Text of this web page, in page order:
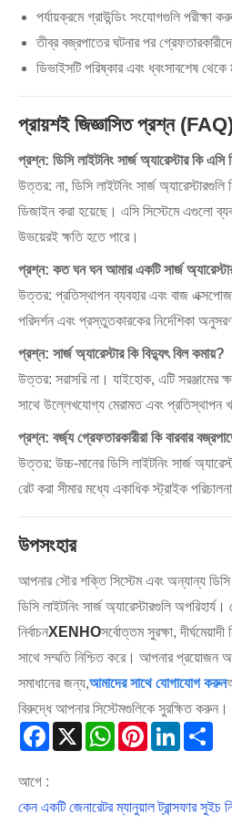
পর্যায়ক্রমে গ্রাউন্ডিং সংযোগগুলি পরীক্ষা
তীব্র বজ্রপাতের ঘটনার পর
ডিভাইসটি পরিষ্কার এবং ধ্বংসাবশেষ
প্রায়শই জিজ্ঞাসিত প্রশ্ন
প্রশ্ন: ডিসি লাইটনিং সার্জ অ্যারেস্টার কি এসি
উত্তর: না, ডিসি লাইটনিং সার্জ অ্যারেস্টারগুলি
ডিজাইন করা হয়েছে। এসি সিস্টেমে এগুলো
উভয়েরই ক্ষতি হতে পারে।
প্রশ্ন: কত ঘন ঘন আমার একটি সার্জ
উত্তর: প্রতিস্থাপন ব্যবহার এবং বাজ
পরিদর্শন এবং প্রস্তুতকারকের নির্দেশিকা
প্রশ্ন: সার্জ অ্যারেস্টার কি বিদ্যুৎ বিল কমায়?
উত্তর: সরাসরি না। যাইহোক, এটি সরঞ্জামের
সাথে উল্লেখযোগ্য মেরামত এবং প্রতিস্থাপন
প্রশ্ন: বর্জ্য গ্রেফতারকারীরা কি বারবার
উত্তর: উচ্চ-মানের ডিসি লাইটনিং সার্জ
রেট করা সীমার মধ্যে একাধিক স্ট্রাইক
উপসংহার
আপনার সৌর শক্তি সিস্টেম এবং অন্যান্য
ডিসি লাইটনিং সার্জ অ্যারেস্টারগুলি
নির্বাচনXENHOসর্বোত্তম সুরক্ষা,
সাথে সম্মতি নিশ্চিত করে। আপনার প্রয়োজন
সমাধানের জন্য,আমাদের সাথে যোগাযোগ করুন
বিরুদ্ধে আপনার সিস্টেমগুলিকে সুরক্ষিত করুন।
Facebook
X WhatsAppPinterestLinkedIn
আগে :
কেন একটি জেনারেটর ম্যানুয়াল ট্রান্সফার সুইচ